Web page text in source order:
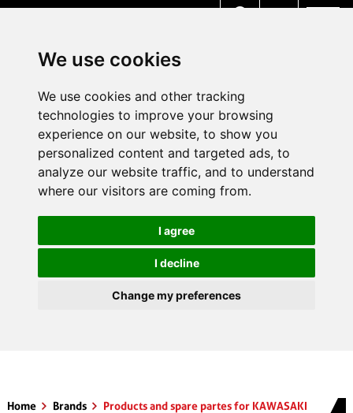
We use cookies
We use cookies and other tracking
technologies to improve your browsing
experience on our website, to show you
personalized content and targeted ads, to
analyze our website traffic, and to understand
where our visitors are coming from.
I agree
I decline
Change my preferences
Home Brands
Products and spare partes for KAWASAKI